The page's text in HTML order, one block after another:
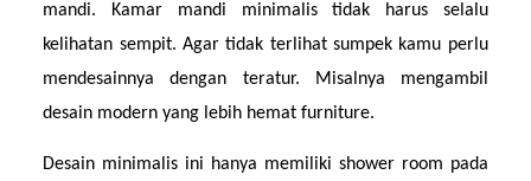
mandi. Kamar mandi minimalis tidak harus selalu
kelihatan sempit. Agar tidak terlihat sumpek kamu perlu
mendesainnya dengan teratur. Misalnya mengambil
desain modern yang lebih hemat furniture.
Desain minimalis ini hanya memiliki shower room pada